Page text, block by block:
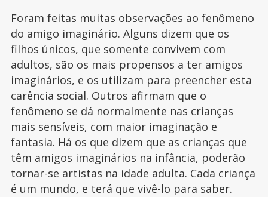
Foram feitas muitas observações ao fenômeno
do amigo imaginário. Alguns dizem que os
filhos únicos, que somente convivem com
adultos, são os mais propensos a ter amigos
imaginários, e os utilizam para preencher esta
carência social. Outros afirmam que o
fenômeno se dá normalmente nas crianças
mais sensíveis, com maior imaginação e
fantasia. Há os que dizem que as crianças que
têm amigos imaginários na infância, poderão
tornar-se artistas na idade adulta. Cada criança
é um mundo, e terá que vivê-lo para saber.